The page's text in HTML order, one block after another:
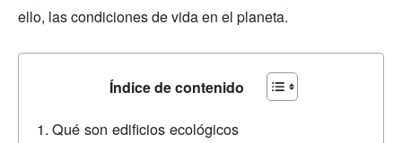
ello, las condiciones de vida en el planeta.
Índice de contenido
Qué son edificios ecológicos